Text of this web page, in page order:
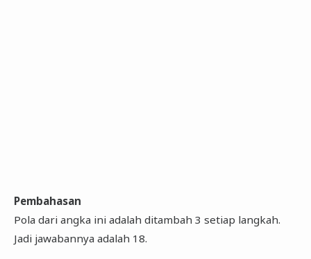
Pembahasan
Pola dari angka ini adalah ditambah 3 setiap langkah.
Jadi jawabannya adalah 18.